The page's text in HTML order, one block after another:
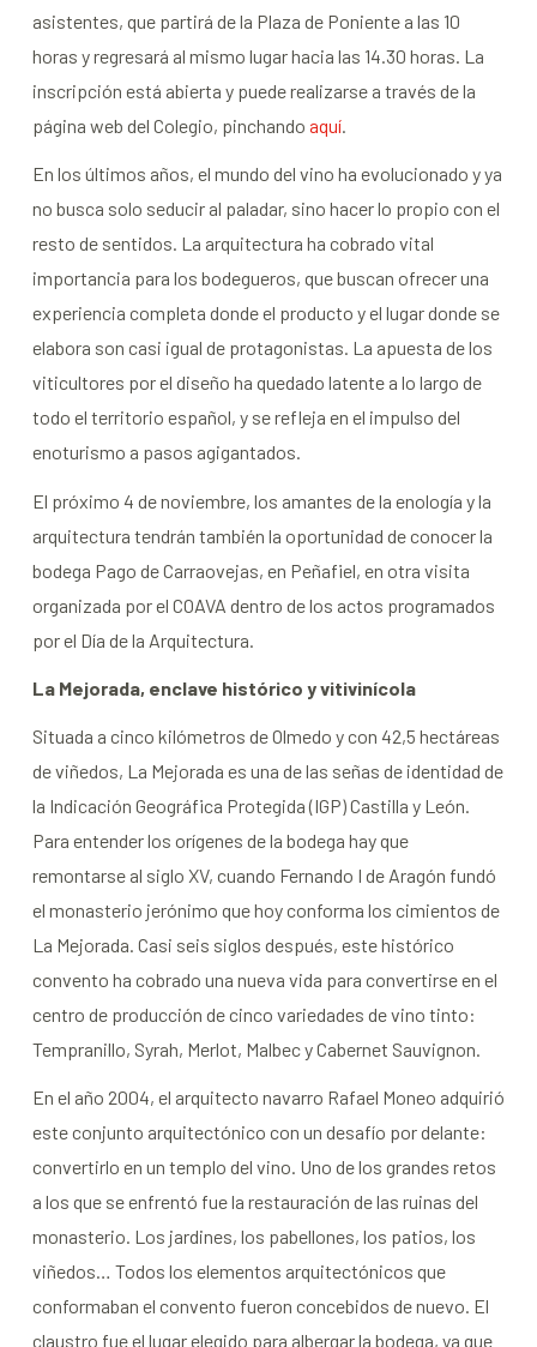
asistentes, que partirá de la Plaza de Poniente a las 10
horas y regresará al mismo lugar hacia las 14.30 horas. La
inscripción está abierta y puede realizarse a través de la
página web del Colegio, pinchando aquí.
En los últimos años, el mundo del vino ha evolucionado y ya
no busca solo seducir al paladar, sino hacer lo propio con el
resto de sentidos. La arquitectura ha cobrado vital
importancia para los bodegueros, que buscan ofrecer una
experiencia completa donde el producto y el lugar donde se
elabora son casi igual de protagonistas. La apuesta de los
viticultores por el diseño ha quedado latente a lo largo de
todo el territorio español, y se refleja en el impulso del
enoturismo a pasos agigantados.
El próximo 4 de noviembre, los amantes de la enología y la
arquitectura tendrán también la oportunidad de conocer la
bodega Pago de Carraovejas, en Peñafiel, en otra visita
organizada por el COAVA dentro de los actos programados
por el Día de la Arquitectura.
La Mejorada, enclave histórico y vitivinícola
Situada a cinco kilómetros de Olmedo y con 42,5 hectáreas
de viñedos, La Mejorada es una de las señas de identidad de
la Indicación Geográfica Protegida (IGP) Castilla y León.
Para entender los orígenes de la bodega hay que
remontarse al siglo XV, cuando Fernando I de Aragón fundó
el monasterio jerónimo que hoy conforma los cimientos de
La Mejorada. Casi seis siglos después, este histórico
convento ha cobrado una nueva vida para convertirse en el
centro de producción de cinco variedades de vino tinto:
Tempranillo, Syrah, Merlot, Malbec y Cabernet Sauvignon.
En el año 2004, el arquitecto navarro Rafael Moneo adquirió
este conjunto arquitectónico con un desafío por delante:
convertirlo en un templo del vino. Uno de los grandes retos
a los que se enfrentó fue la restauración de las ruinas del
monasterio. Los jardines, los pabellones, los patios, los
viñedos… Todos los elementos arquitectónicos que
conformaban el convento fueron concebidos de nuevo. El
claustro fue el lugar elegido para albergar la bodega, ya que